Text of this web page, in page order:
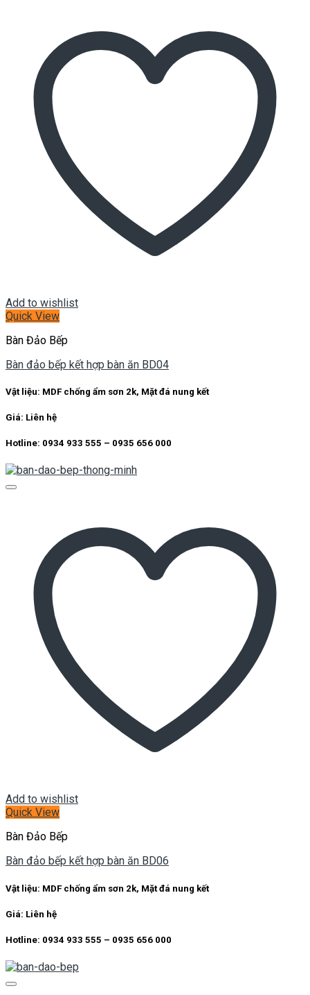
Add to wishlist
Quick View
Bàn Đảo Bếp
Bàn đảo bếp kết hợp bàn ăn BD04
Vật liệu: MDF chống ẩm sơn 2k, Mặt đá nung kết
Giá: Liên hệ
Hotline: 0934 933 555 – 0935 656 000
Add to wishlist
Quick View
Bàn Đảo Bếp
Bàn đảo bếp kết hợp bàn ăn BD06
Vật liệu: MDF chống ẩm sơn 2k, Mặt đá nung kết
Giá: Liên hệ
Hotline: 0934 933 555 – 0935 656 000